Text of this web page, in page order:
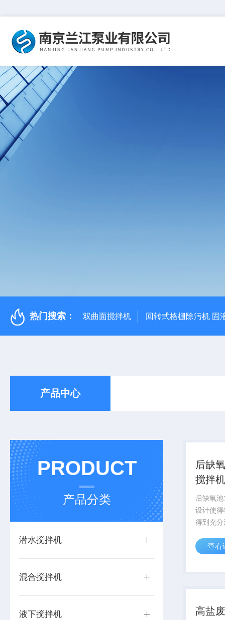
热门搜索： 双曲面搅拌机 回转式格栅除污机 固
产品中心
PRODUCT
产品分类
潜水搅拌机
混合搅拌机
液下搅拌机
后缺
搅拌机
后缺氧
设计使
得到充
力，将
了混合效
查看
高盐